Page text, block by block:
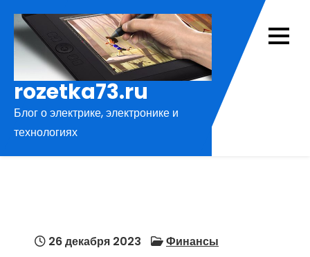
содержимому
rozetka73.ru
Блог о электрике, электронике и
технологиях
26 декабря 2023 Финансы